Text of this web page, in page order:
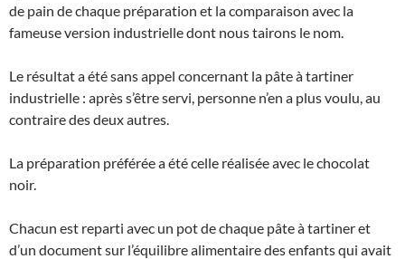
de pain de chaque préparation et la comparaison avec la
fameuse version industrielle dont nous tairons le nom.
Le résultat a été sans appel concernant la pâte à tartiner
industrielle : après s’être servi, personne n’en a plus voulu, au
contraire des deux autres.
La préparation préférée a été celle réalisée avec le chocolat
noir.
Chacun est reparti avec un pot de chaque pâte à tartiner et
d’un document sur l’équilibre alimentaire des enfants qui avait